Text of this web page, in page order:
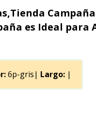
es Ideal
6p-gris| Largo: |